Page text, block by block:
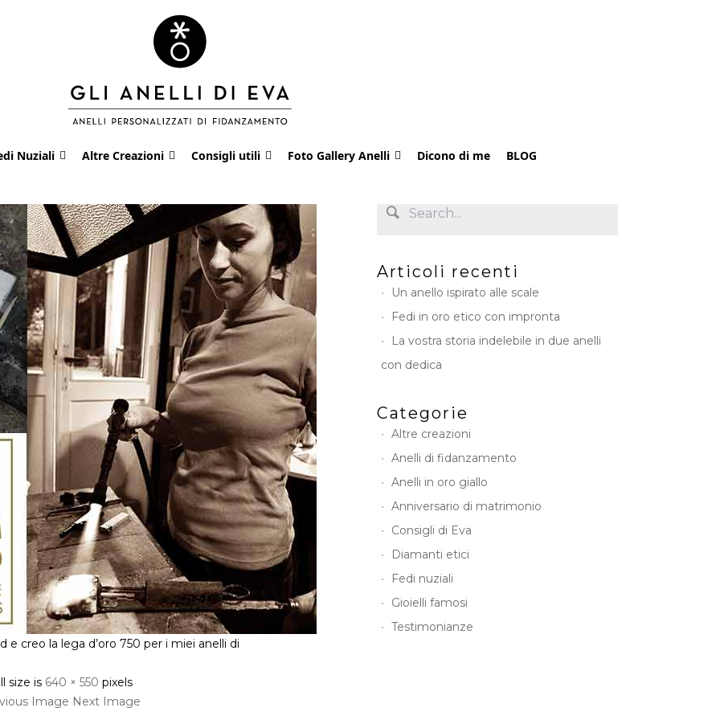
Nuziali Altre Creazioni Consigli utili Foto Gallery Anelli Dicono di me BLOG
Articoli recenti
Un anello ispirato alle scale
Fedi in oro etico con impronta
La vostra storia indelebile in due anelli
con dedica
Categorie
Altre creazioni
Anelli di fidanzamento
Anelli in oro giallo
Anniversario di matrimonio
Consigli di Eva
Diamanti etici
Fedi nuziali
Gioielli famosi
Testimonianze
e creo la lega d’oro 750 per i miei anelli di
size is 640 × 550 pixels
Image Next Image